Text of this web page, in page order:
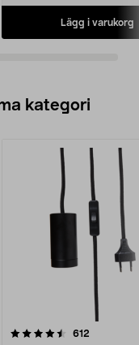
Lägg i varukorg
kategori
612
4.5 av 5 stjärnor